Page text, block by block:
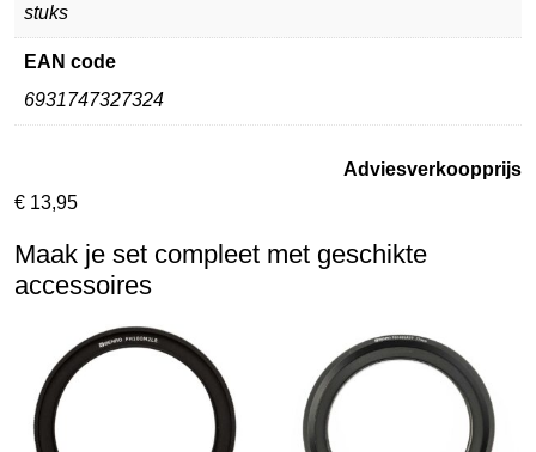
stuks
EAN code
6931747327324
Adviesverkoopprijs
€ 13,95
Maak je set compleet met geschikte
accessoires